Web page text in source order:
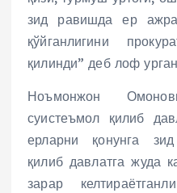
зид равишда ер
қўйганлигини
қилинди” деб лоф
Ноъмонжон
суистеъмол қилиб
ерларни қонунга
қилиб давлатга жуда
зарар